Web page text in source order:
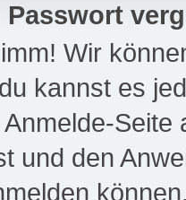
Passwort
Wir
kannst es
Seite
und den